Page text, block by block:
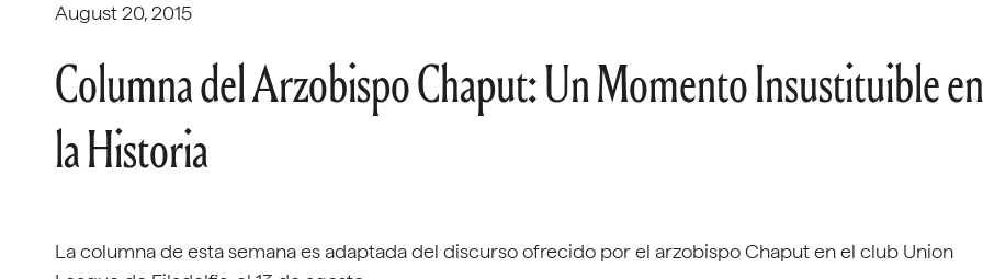
August 20, 2015
Columna del Arzobispo Chaput: Un Momento Insustituible en
la Historia
La columna de esta semana es adaptada del discurso ofrecido por el arzobispo Chaput en el club Union